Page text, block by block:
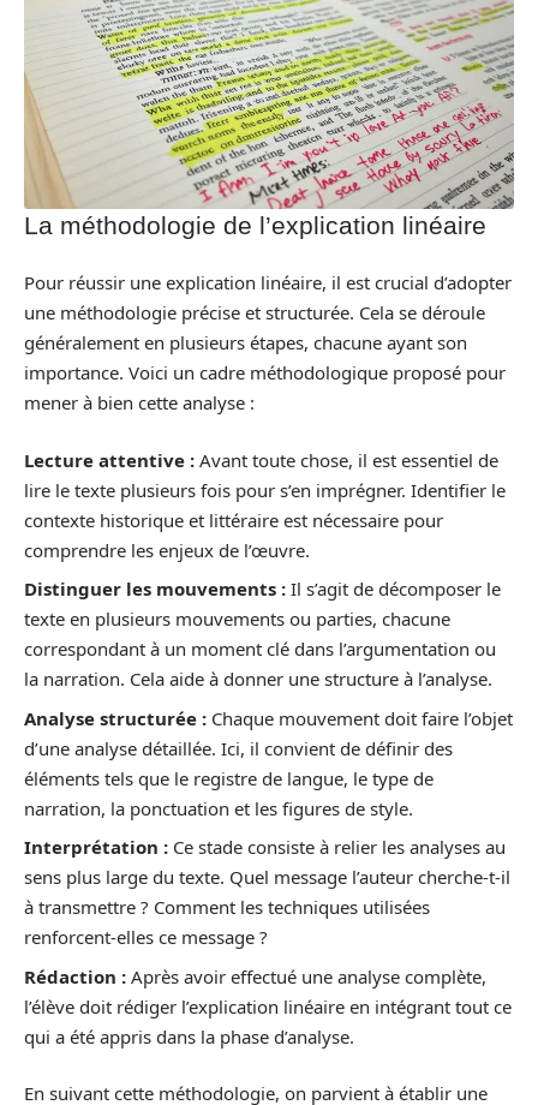
La méthodologie de l’explication linéaire
Pour réussir une explication linéaire, il est crucial d’adopter
une méthodologie précise et structurée. Cela se déroule
généralement en plusieurs étapes, chacune ayant son
importance. Voici un cadre méthodologique proposé pour
mener à bien cette analyse :
Lecture attentive : Avant toute chose, il est essentiel de
lire le texte plusieurs fois pour s’en imprégner. Identifier le
contexte historique et littéraire est nécessaire pour
comprendre les enjeux de l’œuvre.
Distinguer les mouvements : Il s’agit de décomposer le
texte en plusieurs mouvements ou parties, chacune
correspondant à un moment clé dans l’argumentation ou
la narration. Cela aide à donner une structure à l’analyse.
Analyse structurée : Chaque mouvement doit faire l’objet
d’une analyse détaillée. Ici, il convient de définir des
éléments tels que le registre de langue, le type de
narration, la ponctuation et les figures de style.
Interprétation : Ce stade consiste à relier les analyses au
sens plus large du texte. Quel message l’auteur cherche-t-il
à transmettre ? Comment les techniques utilisées
renforcent-elles ce message ?
Rédaction : Après avoir effectué une analyse complète,
l’élève doit rédiger l’explication linéaire en intégrant tout ce
qui a été appris dans la phase d’analyse.
En suivant cette méthodologie, on parvient à établir une